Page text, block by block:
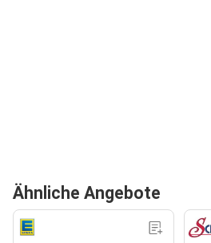
Ähnliche Angebote